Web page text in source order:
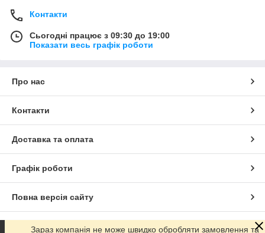
Контакти
Сьогодні працює з 09:30 до 19:00
Показати весь графік роботи
Про нас
Контакти
Доставка та оплата
Графік роботи
Повна версія сайту
Сайт створено на маркетплейсі Prom.ua
Зараз компанія не може швидко обробляти замовлення та